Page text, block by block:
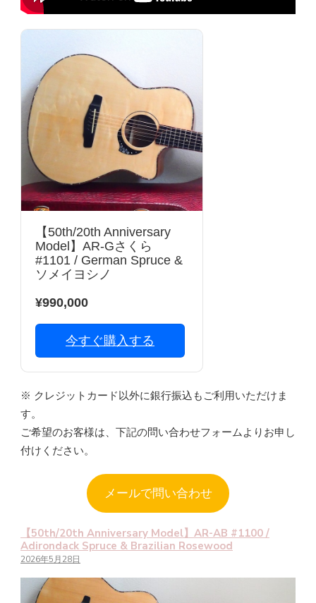
【50th/20th Anniversary
Model】AR-Gさくら
#1101 / German Spruce &
ソメイヨシノ
¥990,000
今すぐ購入する
※ クレジットカード以外に銀行振込もご利用いただけま
す。
ご希望のお客様は、下記の問い合わせフォームよりお申し
付けください。
メールで問い合わせ
【50th/20th Anniversary Model】AR-AB #1100 /
Adirondack Spruce & Brazilian Rosewood
2026年5月28日